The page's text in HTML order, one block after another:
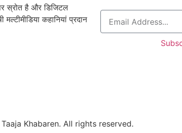
स्रोत है और डिजिटल
मल्टीमीडिया कहानियां प्रदान
Khabaren. All rights reserved.